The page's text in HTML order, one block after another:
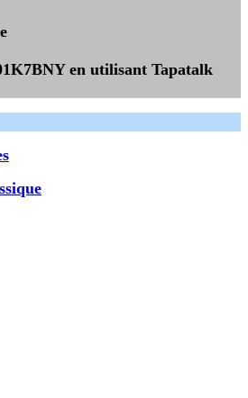
en utilisant Tapatalk